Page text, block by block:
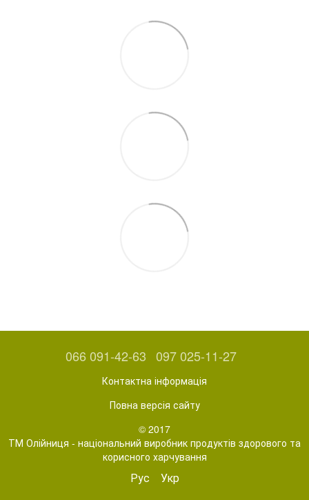
066 091-42-63 097 025-11-27
Контактна інформація
Повна версія сайту
© 2017
ТМ Олійниця - національний виробник продуктів здорового та
корисного харчування
Рус Укр